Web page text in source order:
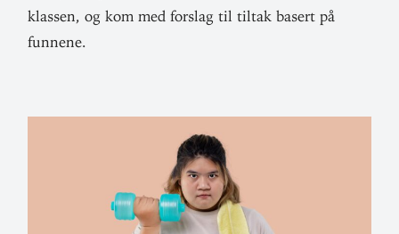
klassen, og kom med forslag til tiltak basert på
funnene.